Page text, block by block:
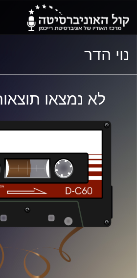
התפריט
הראשי
התוכן
הראשי
נוי הדר
לא נמצאו